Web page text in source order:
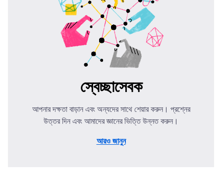
স্বেচ্ছাসেবক
আপনার দক্ষতা বাড়ান এবং অন্যদের সাথে শেয়ার করুন। প্রশ্নের
উত্তর দিন এবং আমাদের জ্ঞানের ভিত্তি উন্নত করুন।
আরও জানুন